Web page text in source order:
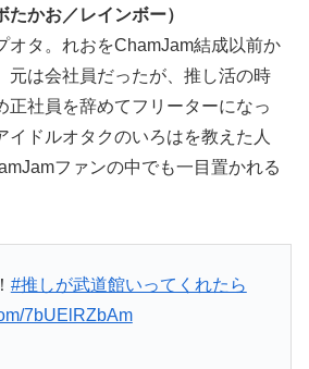
たかお／レインボー）
オタ。れおをChamJam結成以前か
元は会社員だったが、推し活の時
正社員を辞めてフリーターになっ
イドルオタクのいろはを教えた人
ファンの中でも一目置かれる
#推しが武道館いってくれたら
7bUElRZbAm